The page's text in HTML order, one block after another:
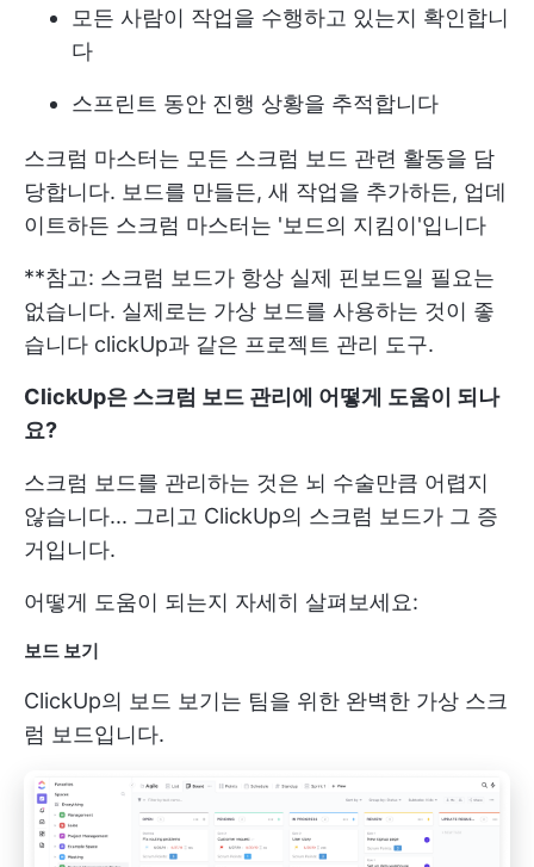
모든 사람이 작업을 수행하고 있는지 확인합니
다
스프린트 동안 진행 상황을 추적합니다
스크럼 마스터는 모든 스크럼 보드 관련 활동을 담
당합니다. 보드를 만들든, 새 작업을 추가하든, 업데
이트하든 스크럼 마스터는 '보드의 지킴이'입니다
**참고: 스크럼 보드가 항상 실제 핀보드일 필요는
없습니다. 실제로는 가상 보드를 사용하는 것이 좋
습니다 clickUp과 같은 프로젝트 관리 도구.
ClickUp은 스크럼 보드 관리에 어떻게 도움이 되나
요?
스크럼 보드를 관리하는 것은 뇌 수술만큼 어렵지
않습니다... 그리고 ClickUp의 스크럼 보드가 그 증
거입니다.
어떻게 도움이 되는지 자세히 살펴보세요:
보드 보기
ClickUp의 보드 보기는 팀을 위한 완벽한 가상 스크
럼 보드입니다.